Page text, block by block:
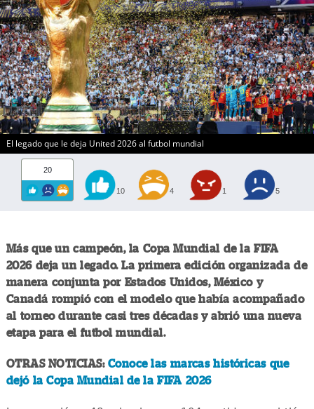
El legado que le deja United 2026 al futbol mundial
20
10 4 1 5
Más que un campeón, la Copa Mundial de la FIFA
2026 deja un legado. La primera edición organizada de
manera conjunta por Estados Unidos, México y
Canadá rompió con el modelo que había acompañado
al torneo durante casi tres décadas y abrió una nueva
etapa para el futbol mundial.
OTRAS NOTICIAS: Conoce las marcas históricas que
dejó la Copa Mundial de la FIFA 2026